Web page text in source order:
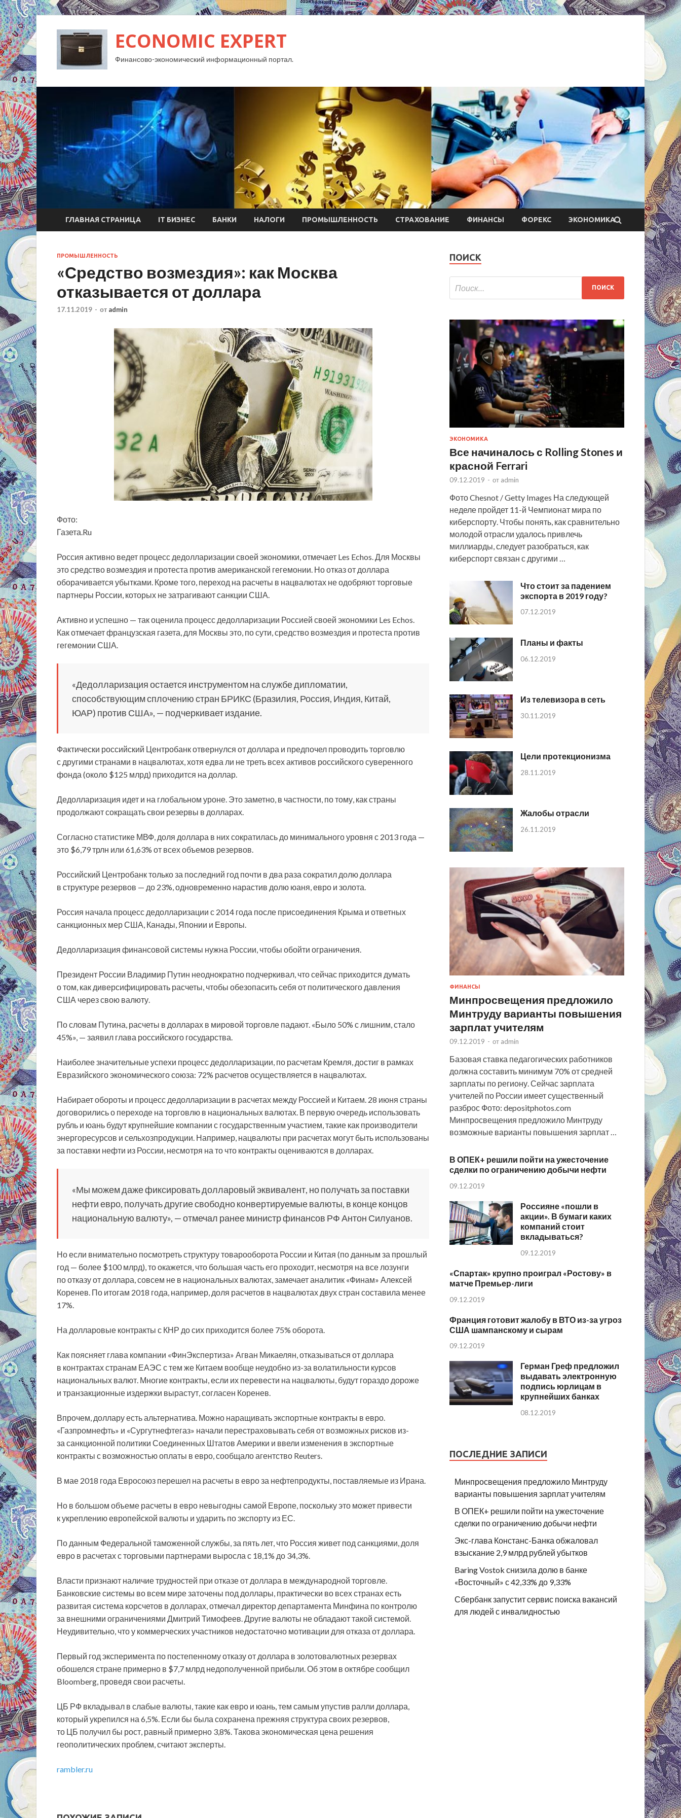
ECONOMIC EXPERT
Финансово-экономический информационный портал.
ГЛАВНАЯ СТРАНИЦА IT БИЗНЕС БАНКИ НАЛОГИ ПРОМЫШЛЕННОСТЬ СТРАХОВАНИЕ ФИНАНСЫ ФОРЕКС ЭКОНОМИКА
ПРОМЫШЛЕННОСТЬ
«Средство возмездия»: как Москва
отказывается от доллара
17.11.2019 - от admin
Фото:
Газета.Ru
Россия активно ведет процесс дедолларизации своей экономики, отмечает Les Echos. Для Москвы
это средство возмездия и протеста против американской гегемонии. Но отказ от доллара
оборачивается убытками. Кроме того, переход на расчеты в нацвалютах не одобряют торговые
партнеры России, которых не затрагивают санкции США.
Активно и успешно — так оценила процесс дедолларизации Россией своей экономики Les Echos.
Как отмечает французская газета, для Москвы это, по сути, средство возмездия и протеста против
гегемонии США.
«Дедолларизация остается инструментом на службе дипломатии,
способствующим сплочению стран БРИКС (Бразилия, Россия, Индия, Китай,
ЮАР) против США», — подчеркивает издание.
Фактически российский Центробанк отвернулся от доллара и предпочел проводить торговлю
с другими странами в нацвалютах, хотя едва ли не треть всех активов российского суверенного
фонда (около $125 млрд) приходится на доллар.
Дедолларизация идет и на глобальном уроне. Это заметно, в частности, по тому, как страны
продолжают сокращать свои резервы в долларах.
Согласно статистике МВФ, доля доллара в них сократилась до минимального уровня с 2013 года —
это $6,79 трлн или 61,63% от всех объемов резервов.
Российский Центробанк только за последний год почти в два раза сократил долю доллара
в структуре резервов — до 23%, одновременно нарастив долю юаня, евро и золота.
Россия начала процесс дедолларизации с 2014 года после присоединения Крыма и ответных
санкционных мер США, Канады, Японии и Европы.
Дедолларизация финансовой системы нужна России, чтобы обойти ограничения.
Президент России Владимир Путин неоднократно подчеркивал, что сейчас приходится думать
о том, как диверсифицировать расчеты, чтобы обезопасить себя от политического давления
США через свою валюту.
По словам Путина, расчеты в долларах в мировой торговле падают. «Было 50% с лишним, стало
45%», — заявил глава российского государства.
Наиболее значительные успехи процесс дедолларизации, по расчетам Кремля, достиг в рамках
Евразийского экономического союза: 72% расчетов осуществляется в нацвалютах.
Набирает обороты и процесс дедолларизации в расчетах между Россией и Китаем. 28 июня страны
договорились о переходе на торговлю в национальных валютах. В первую очередь использовать
рубль и юань будут крупнейшие компании с государственным участием, такие как производители
энергоресурсов и сельхозпродукции. Например, нацвалюты при расчетах могут быть использованы
за поставки нефти из России, несмотря на то что контракты оцениваются в долларах.
«Мы можем даже фиксировать долларовый эквивалент, но получать за поставки
нефти евро, получать другие свободно конвертируемые валюты, в конце концов
национальную валюту», — отмечал ранее министр финансов РФ Антон Силуанов.
Но если внимательно посмотреть структуру товарооборота России и Китая (по данным за прошлый
год — более $100 млрд), то окажется, что большая часть его проходит, несмотря на все лозунги
по отказу от доллара, совсем не в национальных валютах, замечает аналитик «Финам» Алексей
Коренев. По итогам 2018 года, например, доля расчетов в нацвалютах двух стран составила менее
17%.
На долларовые контракты с КНР до сих приходится более 75% оборота.
Как поясняет глава компании «ФинЭкспертиза» Агван Микаелян, отказываться от доллара
в контрактах странам ЕАЭС с тем же Китаем вообще неудобно из-за волатильности курсов
национальных валют. Многие контракты, если их перевести на нацвалюты, будут гораздо дороже
и транзакционные издержки вырастут, согласен Коренев.
Впрочем, доллару есть альтернатива. Можно наращивать экспортные контракты в евро.
«Газпромнефть» и «Сургутнефтегаз» начали перестраховывать себя от возможных рисков из-
за санкционной политики Соединенных Штатов Америки и ввели изменения в экспортные
контракты с возможностью оплаты в евро, сообщало агентство Reuters.
В мае 2018 года Евросоюз перешел на расчеты в евро за нефтепродукты, поставляемые из Ирана.
Но в большом объеме расчеты в евро невыгодны самой Европе, поскольку это может привести
к укреплению европейской валюты и ударить по экспорту из ЕС.
По данным Федеральной таможенной службы, за пять лет, что Россия живет под санкциями, доля
евро в расчетах с торговыми партнерами выросла с 18,1% до 34,3%.
Власти признают наличие трудностей при отказе от доллара в международной торговле.
Банковские системы во всем мире заточены под доллары, практически во всех странах есть
развитая система корсчетов в долларах, отмечал директор департамента Минфина по контролю
за внешними ограничениями Дмитрий Тимофеев. Другие валюты не обладают такой системой.
Неудивительно, что у коммерческих участников недостаточно мотивации для отказа от доллара.
Первый год эксперимента по постепенному отказу от доллара в золотовалютных резервах
обошелся стране примерно в $7,7 млрд недополученной прибыли. Об этом в октябре сообщил
Bloomberg, проведя свои расчеты.
ЦБ РФ вкладывал в слабые валюты, такие как евро и юань, тем самым упустив ралли доллара,
который укрепился на 6,5%. Если бы была сохранена прежняя структура своих резервов,
то ЦБ получил бы рост, равный примерно 3,8%. Такова экономическая цена решения
геополитических проблем, считают эксперты.
rambler.ru
ПОИСК
ЭКОНОМИКА
Все начиналось с Rolling Stones и
красной Ferrari
09.12.2019 - от admin
Фото Chesnot / Getty Images На следующей
неделе пройдет 11-й Чемпионат мира по
киберспорту. Чтобы понять, как сравнительно
молодой отрасли удалось привлечь
миллиарды, следует разобраться, как
киберспорт связан с другими …
Что стоит за падением
экспорта в 2019 году?
07.12.2019
Планы и факты
06.12.2019
Из телевизора в сеть
30.11.2019
Цели протекционизма
28.11.2019
Жалобы отрасли
26.11.2019
ФИНАНСЫ
Минпросвещения предложило
Минтруду варианты повышения
зарплат учителям
09.12.2019 - от admin
Базовая ставка педагогических работников
должна составить минимум 70% от средней
зарплаты по региону. Сейчас зарплата
учителей по России имеет существенный
разброс Фото: depositphotos.com
Минпросвещения предложило Минтруду
возможные варианты повышения зарплат …
В ОПЕК+ решили пойти на ужесточение
сделки по ограничению добычи нефти
09.12.2019
Россияне «пошли в
акции». В бумаги каких
компаний стоит
вкладываться?
09.12.2019
«Спартак» крупно проиграл «Ростову» в
матче Премьер-лиги
09.12.2019
Франция готовит жалобу в ВТО из-за угроз
США шампанскому и сырам
09.12.2019
Герман Греф предложил
выдавать электронную
подпись юрлицам в
крупнейших банках
08.12.2019
ПОСЛЕДНИЕ ЗАПИСИ
Минпросвещения предложило Минтруду
варианты повышения зарплат учителям
В ОПЕК+ решили пойти на ужесточение
сделки по ограничению добычи нефти
Экс-глава Констанс-Банка обжаловал
взыскание 2,9 млрд рублей убытков
Baring Vostok снизила долю в банке
«Восточный» с 42,33% до 9,33%
Сбербанк запустит сервис поиска вакансий
для людей с инвалидностью